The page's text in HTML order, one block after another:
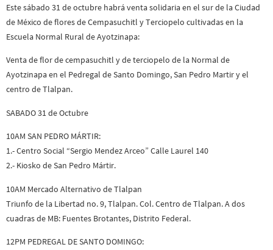
Este sábado 31 de octubre habrá venta solidaria en el sur de la Ciudad
de México de flores de Cempasuchitl y Terciopelo cultivadas en la
Escuela Normal Rural de Ayotzinapa:
Venta de flor de cempasuchitl y de terciopelo de la Normal de
Ayotzinapa en el Pedregal de Santo Domingo, San Pedro Martir y el
centro de Tlalpan.
SABADO 31 de Octubre
10AM SAN PEDRO MÁRTIR:
1.- Centro Social “Sergio Mendez Arceo” Calle Laurel 140
2.- Kiosko de San Pedro Mártir.
10AM Mercado Alternativo de Tlalpan
Triunfo de la Libertad no. 9, Tlalpan. Col. Centro de Tlalpan. A dos
cuadras de MB: Fuentes Brotantes, Distrito Federal.
12PM PEDREGAL DE SANTO DOMINGO: